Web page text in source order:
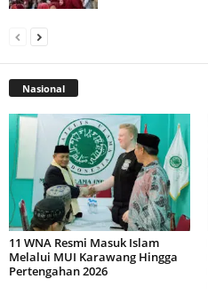
Nasional
11 WNA Resmi Masuk Islam
Melalui MUI Karawang Hingga
Pertengahan 2026